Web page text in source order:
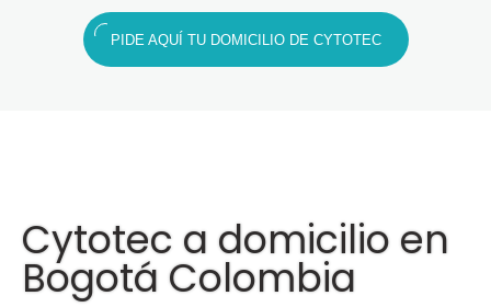
PIDE AQUÍ TU DOMICILIO DE CYTOTEC
Cytotec a domicilio en
Bogotá Colombia